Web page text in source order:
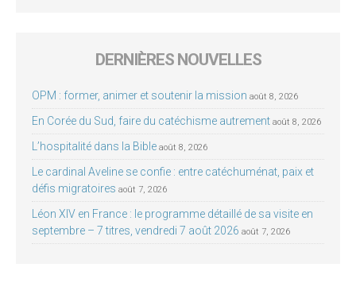
DERNIÈRES NOUVELLES
OPM : former, animer et soutenir la mission août 8, 2026
En Corée du Sud, faire du catéchisme autrement août 8, 2026
L’hospitalité dans la Bible août 8, 2026
Le cardinal Aveline se confie : entre catéchuménat, paix et
défis migratoires août 7, 2026
Léon XIV en France : le programme détaillé de sa visite en
septembre – 7 titres, vendredi 7 août 2026 août 7, 2026